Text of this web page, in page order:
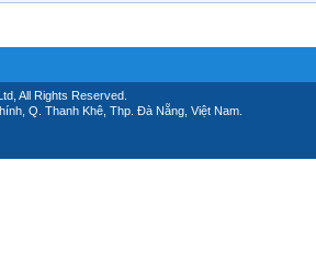
All Rights Reserved.
Q. Thanh Khê, Thp. Đà Nẵng, Việt Nam.